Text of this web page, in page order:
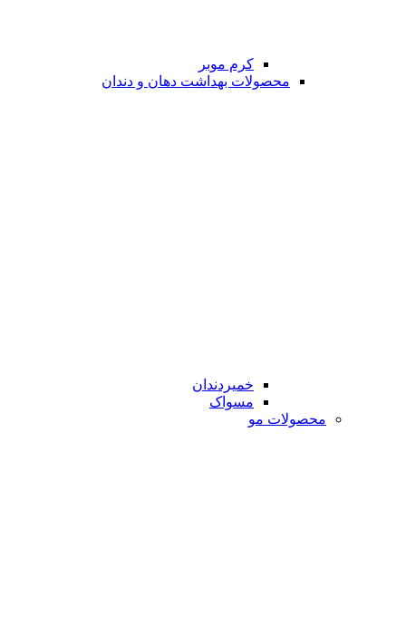
کرم موبر
محصولات بهداشت دهان و دندان
خمیردندان
مسواک
محصولات مو